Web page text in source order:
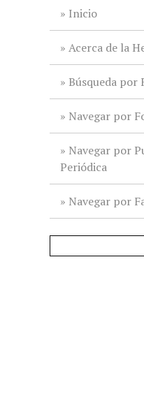
Inicio
Acerca de la
Búsqueda por
Navegar por
Navegar por
Periódica
Navegar por